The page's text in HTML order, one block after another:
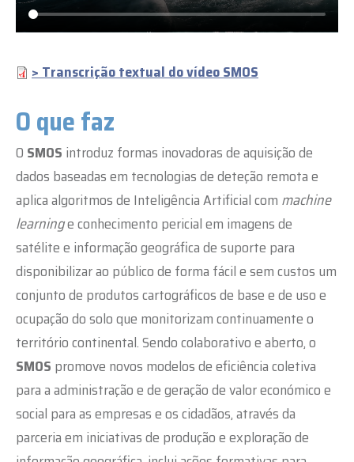
> Transcrição textual do vídeo SMOS
O que faz
O SMOS introduz formas inovadoras de aquisição de
dados baseadas em tecnologias de deteção remota e
aplica algoritmos de Inteligência Artificial com machine
learninge conhecimento pericial em imagens de
satélite e informação geográfica de suporte para
disponibilizar ao público de forma fácil e sem custos um
conjunto de produtoscartográficos de base ede uso e
ocupação do solo que monitorizam continuamente o
território continental. Sendo colaborativo e aberto, o
SMOS promove novos modelos de eficiência coletiva
para a administração e de geração de valor económico e
social para as empresas e os cidadãos, através da
parceria em iniciativas de produção e exploração de